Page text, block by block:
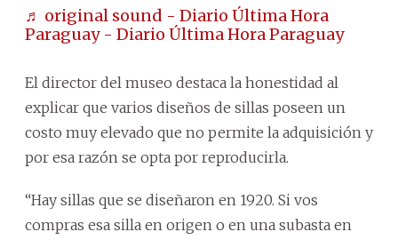
♬ original sound - Diario Última Hora
Paraguay - Diario Última Hora Paraguay
El director del museo destaca la honestidad al
explicar que varios diseños de sillas poseen un
costo muy elevado que no permite la adquisición y
por esa razón se opta por reproducirla.
“Hay sillas que se diseñaron en 1920. Si vos
compras esa silla en origen o en una subasta en